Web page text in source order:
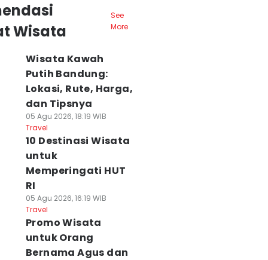
Wisata
See
More
Wisata Kawah
Putih Bandung:
Lokasi, Rute, Harga,
dan Tipsnya
05 Agu 2026, 18:19 WIB
Travel
10 Destinasi Wisata
untuk
Memperingati HUT
RI
05 Agu 2026, 16:19 WIB
Travel
Promo Wisata
untuk Orang
Bernama Agus dan